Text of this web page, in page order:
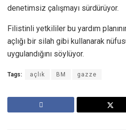
denetimsiz çalışmayı sürdürüyor.
Filistinli yetkililer bu yardım
açlığı bir silah gibi kullanarak
uygulandığını söylüyor.
Tags: açlık BM gazze